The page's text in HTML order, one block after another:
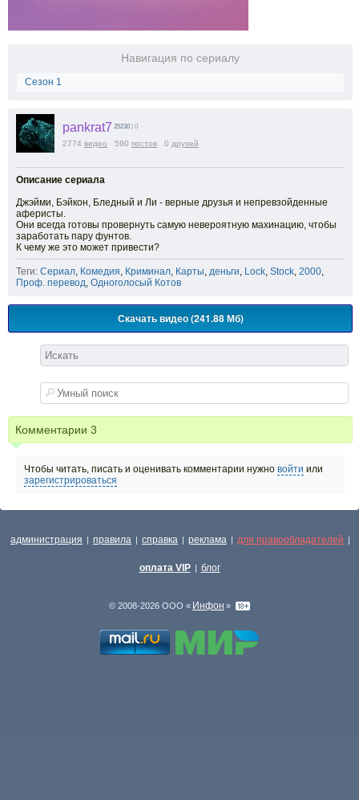
Навигация по сериалу
Сезон 1
pankrat7 25230 | 0
2774 видео 590 постов 0 друзей
Описание сериала
Джэйми, Бэйкон, Бледный и Ли - верные друзья и непревзойденные
аферисты.
Они всегда готовы провернуть самую невероятную махинацию, чтобы
заработать пару фунтов.
К чему же это может привести?
Теги: Сериал, Комедия, Криминал, Карты, деньги, Lock, Stock, 2000,
Проф. перевод, Одноголосый Котов
Скачать видео (241.88 Мб)
Комментарии 3
Чтобы читать, писать и оценивать комментарии нужно войти или
зарегистрироваться
администрация | правила | справка | реклама | для правообладателей |
оплата VIP | блог
© 2008-2026 ООО « Инфон »